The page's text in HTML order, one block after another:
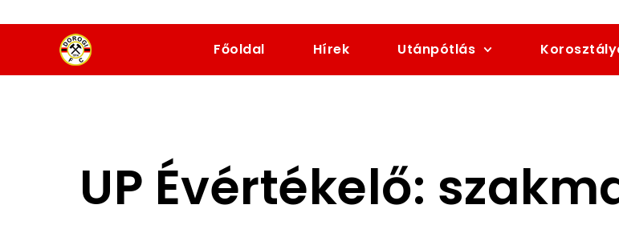
Főoldal Hírek Utánpótlás
UP Évértékelő: